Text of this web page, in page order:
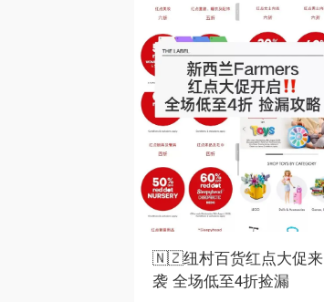
🇳🇿纽村百货红点大促来
袭 全场低至4折捡漏